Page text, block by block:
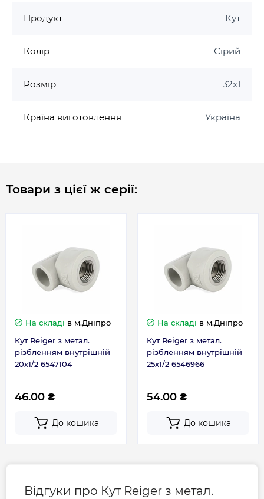
Продукт Кут
Колір Сірий
Розмір 32х1
Країна виготовлення Україна
Товари з цієї ж серії:
На складі в м.Дніпро
Кут Reiger з метал.
різбленням внутрішній
20х1/2 6547104
46.00 ₴
До кошика
На складі в м.Дніпро
Кут Reiger з метал.
різбленням внутрішній
25х1/2 6546966
54.00 ₴
До кошика
Відгуки про Кут Reiger з метал.